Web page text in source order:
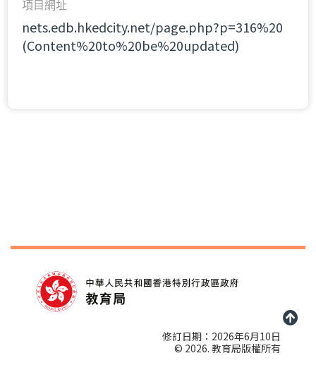
項目網址
nets.edb.hkedcity.net/page.php?p=316%20
(Content%20to%20be%20updated)
修訂日期：2026年6月10日
© 2026. 教育局版權所有